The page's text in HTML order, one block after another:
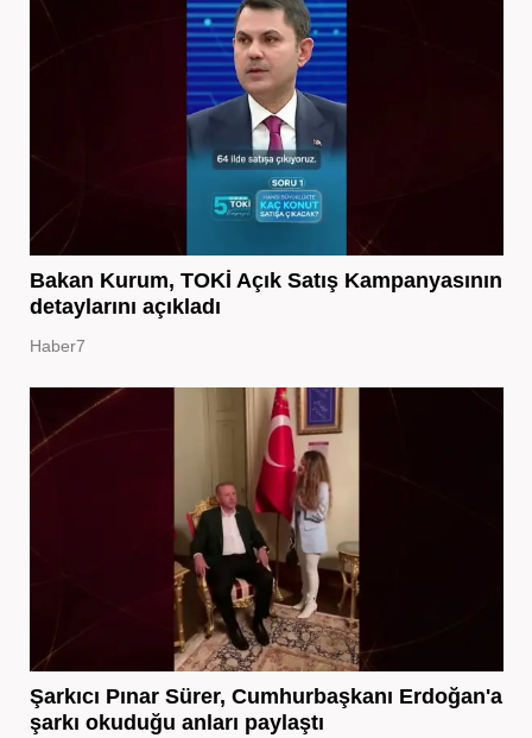
Bakan Kurum, TOKİ Açık Satış Kampanyasının
detaylarını açıkladı
Haber7
Şarkıcı Pınar Sürer, Cumhurbaşkanı Erdoğan'a
şarkı okuduğu anları paylaştı